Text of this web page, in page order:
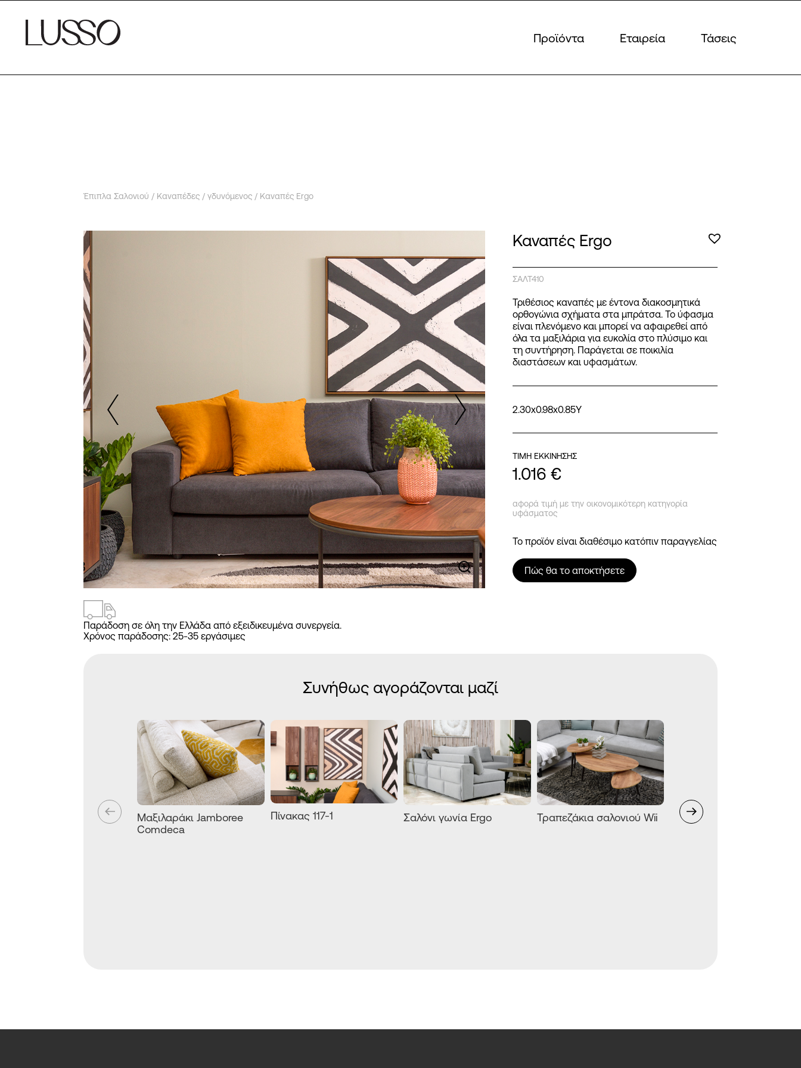
Προϊόντα Εταιρεία Τάσεις
Έπιπλα Σαλονιού / Καναπέδες / γδυνόμενος / Καναπές Ergo
3
Παράδοση σε όλη την Ελλάδα από εξειδικευμένα συνεργεία.
Χρόνος παράδοσης: 25-35 εργάσιμες
Καναπές Ergo
ΣΑΛΤ410
Τριθέσιος καναπές με έντονα διακοσμητικά
ορθογώνια σχήματα στα μπράτσα. Το ύφασμα
είναι πλενόμενο και μπορεί να αφαιρεθεί από
όλα τα μαξιλάρια για ευκολία στο πλύσιμο και
τη συντήρηση. Παράγεται σε ποικιλία
διαστάσεων και υφασμάτων.
2.30x0.98x0.85Y
ΤΙΜΗ ΕΚΚΙΝΗΣΗΣ
1.016 €
αφορά τιμή με την οικονομικότερη κατηγορία
υφάσματος
Το προϊόν είναι διαθέσιμο κατόπιν παραγγελίας
Πώς θα το αποκτήσετε
Συνήθως αγοράζονται μαζί
Μαξιλαράκι Jamboree
Comdeca
Πίνακας 117-1 Σαλόνι γωνία Ergo Τραπεζάκια σαλονιού Wii